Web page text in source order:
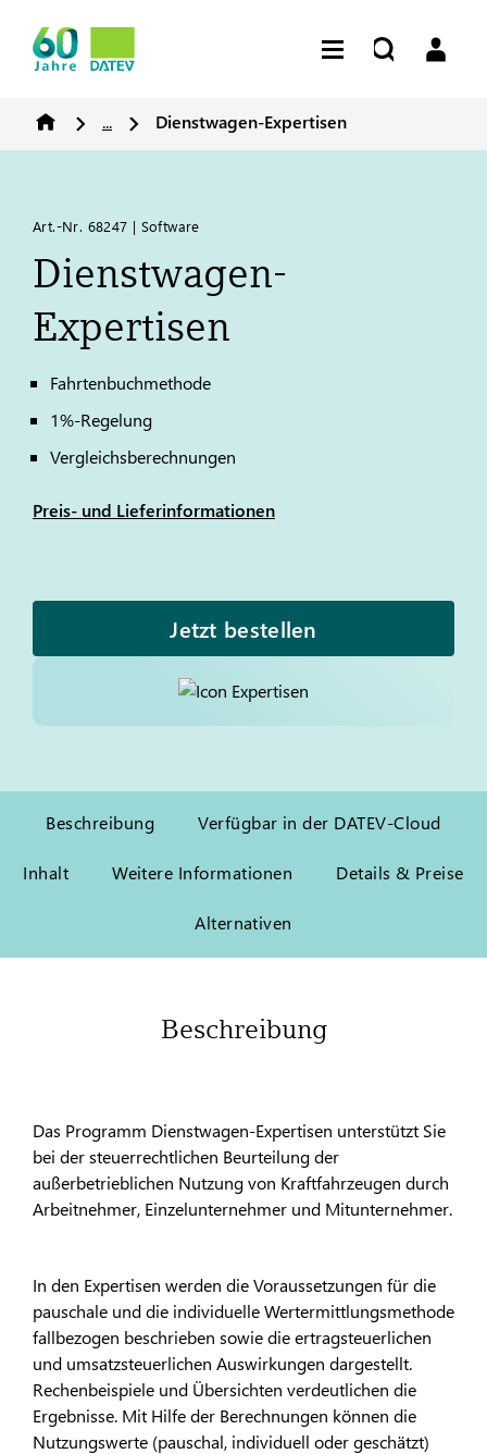
... Dienstwagen-Expertisen
Art.-Nr. 68247 | Software
Dienstwagen-
Expertisen
Fahrtenbuchmethode
1%-Regelung
Vergleichsberechnungen
Preis- und Lieferinformationen
Jetzt bestellen
Beschreibung Verfügbar in der DATEV-Cloud
Inhalt Weitere Informationen Details & Preise
Alternativen
Beschreibung
Das Programm Dienstwagen-Expertisen unterstützt Sie
bei der steuerrechtlichen Beurteilung der
außerbetrieblichen Nutzung von Kraftfahrzeugen durch
Arbeitnehmer, Einzelunternehmer und Mitunternehmer.
In den Expertisen werden die Voraussetzungen für die
pauschale und die individuelle Wertermittlungsmethode
fallbezogen beschrieben sowie die ertragsteuerlichen
und umsatzsteuerlichen Auswirkungen dargestellt.
Rechenbeispiele und Übersichten verdeutlichen die
Ergebnisse. Mit Hilfe der Berechnungen können die
Nutzungswerte (pauschal, individuell oder geschätzt)